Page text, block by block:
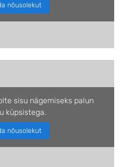
nõusolekut
sisu nägemiseks palun
küpsistega.
nõusolekut